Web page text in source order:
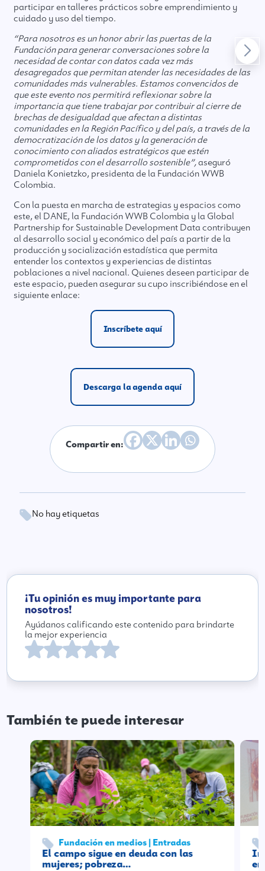
participar en talleres prácticos sobre emprendimiento y
cuidado y uso del tiempo.
“Para nosotros es un honor abrir las puertas de la
Fundación para generar conversaciones sobre la
necesidad de contar con datos cada vez más
desagregados que permitan atender las necesidades de las
comunidades más vulnerables. Estamos convencidos de
que este evento nos permitirá reflexionar sobre la
importancia que tiene trabajar por contribuir al cierre de
brechas de desigualdad que afectan a distintas
comunidades en la Región Pacífico y del país, a través de la
democratización de los datos y la generación de
conocimiento con aliados estratégicos que estén
comprometidos con el desarrollo sostenible”,aseguró
Daniela Konietzko, presidenta de la Fundación WWB
Colombia.
Con la puesta en marcha de estrategias y espacios como
este, el DANE, la Fundación WWB Colombia y la Global
Partnership for Sustainable Development Data contribuyen
al desarrollo social y económico del país a partir de la
producción y socialización estadística que permita
entender los contextos y experiencias de distintas
poblaciones a nivel nacional. Quienes deseen participar de
este espacio, pueden asegurar su cupo inscribiéndose en el
siguiente enlace:
Inscríbete aquí
Descarga la agenda aquí
Compartir en:
No hay etiquetas
¡Tu opinión es muy importante para
nosotros!
Ayúdanos calificando este contenido para brindarte
la mejor experiencia
También te puede interesar
Fundación en medios | Entradas
El campo sigue en deuda con las
mujeres; pobreza…